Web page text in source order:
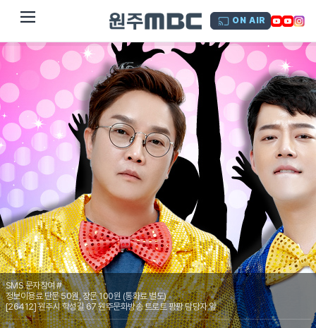
dehaze ON AIR
SMS 문자참여 #
정보이용료 단문 50원, 장문 100원 (통화료 별도)
[26412] 원주시 학성길 67 원주문화방송 트로트 팡팡 담당자 앞